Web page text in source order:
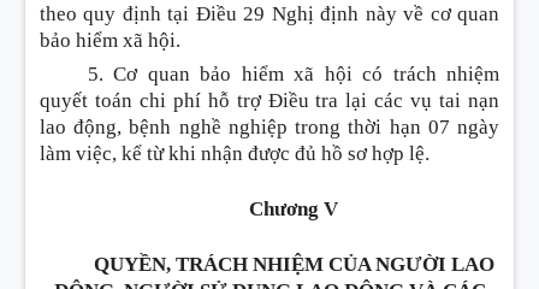
theo quy định tại Điều 29 Nghị định này về cơ quan
bảo hiểm xã hội.
5. Cơ quan bảo hiểm xã hội có trách nhiệm
quyết toán chi phí hỗ trợ Điều tra lại các vụ tai nạn
lao động, bệnh nghề nghiệp trong thời hạn 07 ngày
làm việc, kể từ khi nhận được đủ hồ sơ hợp lệ.
Chương V
QUYỀN, TRÁCH NHIỆM CỦA NGƯỜI LAO